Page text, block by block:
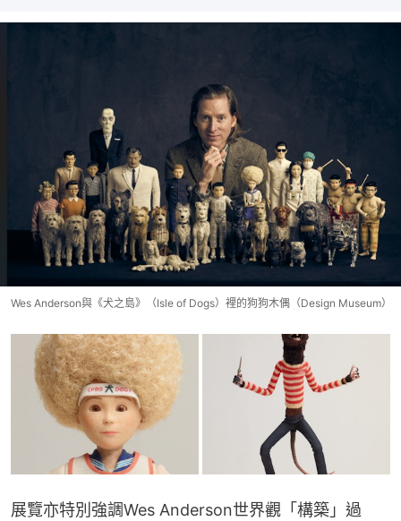
Wes Anderson與《犬之島》（Isle of Dogs）裡的狗狗木偶（Design Museum）
展覽亦特別強調Wes Anderson世界觀「構築」過